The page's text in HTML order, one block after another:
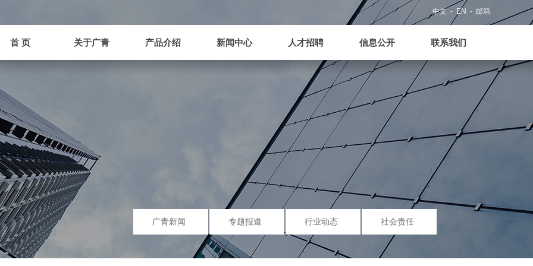
中文 - EN - 邮箱
首 页 关于广青 产品介绍 新闻中心 人才招聘 信息公开
信息公开
联系我们
联系我们
广青新闻 专题报道 行业动态 社会责任